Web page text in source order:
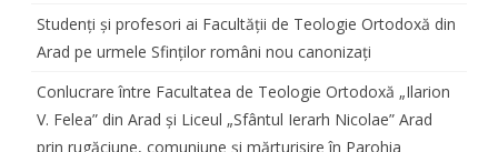
Studenți și profesori ai Facultății de Teologie Ortodoxă din
Arad pe urmele Sfinților români nou canonizați
Conlucrare între Facultatea de Teologie Ortodoxă „Ilarion
V. Felea” din Arad și Liceul „Sfântul Ierarh Nicolae” Arad
prin rugăciune, comuniune și mărturisire în Parohia